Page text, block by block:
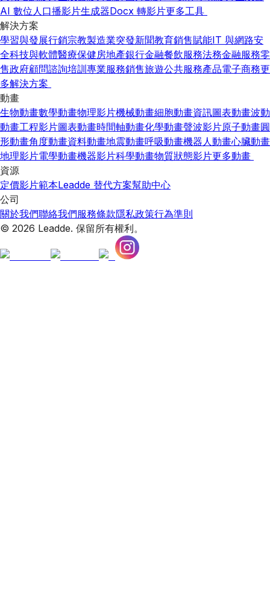
AI 數位人口播影片生成器Docx 轉影片更多工具
解決方案
學習與發展行銷宗教製造業突發新聞教育銷售賦能IT 與網路安
全科技與軟體醫療保健房地產銀行金融餐飲服務法務金融服務零
售政府顧問諮詢培訓專業服務銷售旅遊公共服務產品電子商務更
多解決方案
動畫
生物動畫數學動畫物理影片機械動畫細胞動畫資訊圖表動畫波動
動畫工程影片圖表動畫時間軸動畫化學動畫聲波影片原子動畫圓
形動畫角度動畫資料動畫地震動畫呼吸動畫機器人動畫心臟動畫
地理影片電學動畫機器影片科學動畫物質狀態影片更多動畫
資源
定價影片範本Leadde 替代方案幫助中心
公司
關於我們聯絡我們服務條款隱私政策行為準則
© 2026 Leadde. 保留所有權利。